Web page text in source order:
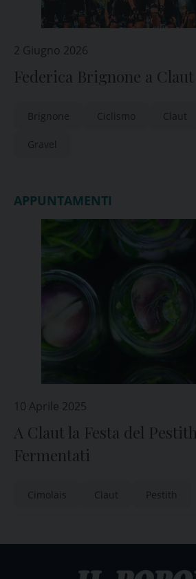
2 Giugno 2026
Federica Brignone a
Brignone Ciclismo Claut
Gravel
APPUNTAMENTI
10 Aprile 2025
A Claut la Festa del
Fermentati
Cimolais Claut Pestith